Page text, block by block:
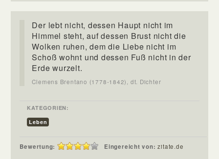
Der lebt nicht, dessen Haupt nicht im
Himmel steht, auf dessen Brust nicht die
Wolken ruhen, dem die Liebe nicht im
Schoß wohnt und dessen Fuß nicht in der
Erde wurzelt.
Clemens Brentano (1778-1842), dt. Dichter
KATEGORIEN:
Leben
Bewertung: Eingereicht von:zitate.de